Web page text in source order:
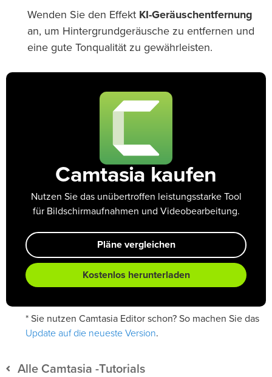
Wenden Sie den Effekt KI-Geräuschentfernung
an, um Hintergrundgeräusche zu entfernen und
eine gute Tonqualität zu gewährleisten.
Camtasia kaufen
Nutzen Sie das unübertroffen leistungsstarke Tool
für Bildschirmaufnahmen und Videobearbeitung.
Pläne vergleichen
Kostenlos herunterladen
* Sie nutzen Camtasia Editor schon? So machen Sie das
Update auf die neueste Version.
Alle Camtasia -Tutorials